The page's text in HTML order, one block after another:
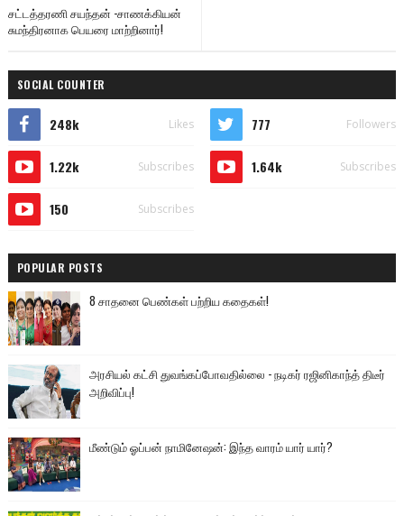
சட்டத்தரணி சயந்தன் -சாணக்கியன்
சுமந்திரனாக பெயரை மாற்றினார்!
SOCIAL COUNTER
248k Likes 777 Followers
1.22k Subscribes 1.64k Subscribes
150 Subscribes
POPULAR POSTS
8 சாதனை பெண்கள் பற்றிய கதைகள்!
அரசியல் கட்சி துவங்கப்போவதில்லை - நடிகர் ரஜினிகாந்த் திடீர்
அறிவிப்பு!
மீண்டும் ஓப்பன் நாமினேஷன்: இந்த வாரம் யார் யார்?